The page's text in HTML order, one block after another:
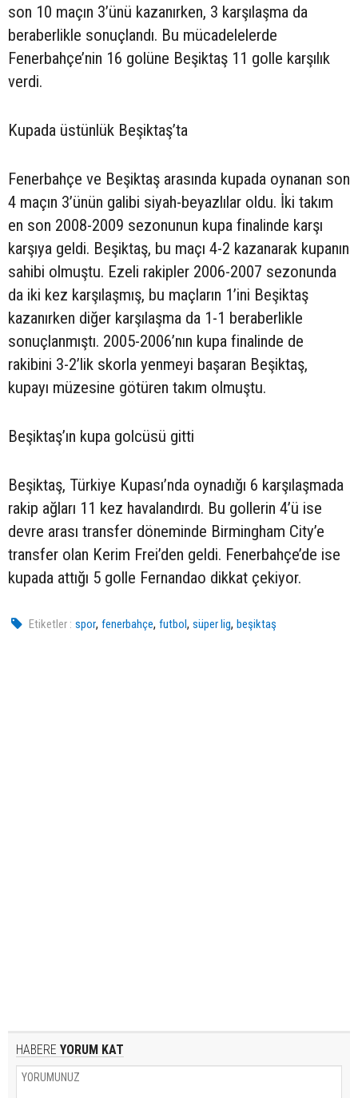
son 10 maçın 3’ünü kazanırken, 3 karşılaşma da
beraberlikle sonuçlandı. Bu mücadelelerde
Fenerbahçe’nin 16 golüne Beşiktaş 11 golle karşılık
verdi.
Kupada üstünlük Beşiktaş’ta
Fenerbahçe ve Beşiktaş arasında kupada oynanan son
4 maçın 3’ünün galibi siyah-beyazlılar oldu. İki takım
en son 2008-2009 sezonunun kupa finalinde karşı
karşıya geldi. Beşiktaş, bu maçı 4-2 kazanarak kupanın
sahibi olmuştu. Ezeli rakipler 2006-2007 sezonunda
da iki kez karşılaşmış, bu maçların 1’ini Beşiktaş
kazanırken diğer karşılaşma da 1-1 beraberlikle
sonuçlanmıştı. 2005-2006’nın kupa finalinde de
rakibini 3-2’lik skorla yenmeyi başaran Beşiktaş,
kupayı müzesine götüren takım olmuştu.
Beşiktaş’ın kupa golcüsü gitti
Beşiktaş, Türkiye Kupası’nda oynadığı 6 karşılaşmada
rakip ağları 11 kez havalandırdı. Bu gollerin 4’ü ise
devre arası transfer döneminde Birmingham City’e
transfer olan Kerim Frei’den geldi. Fenerbahçe’de ise
kupada attığı 5 golle Fernandao dikkat çekiyor.
Etiketler : spor,fenerbahçe,futbol,süper lig,beşiktaş
HABERE YORUM KAT